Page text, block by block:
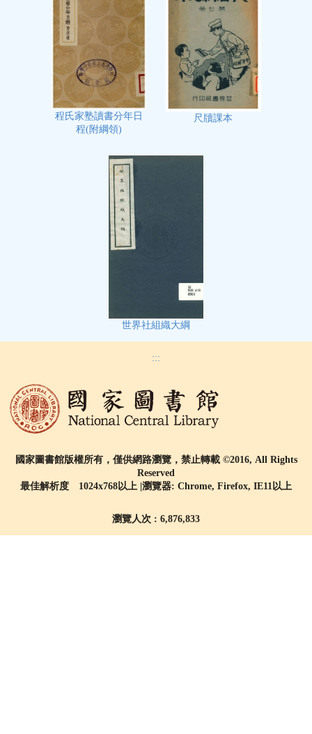
程氏家塾讀書分年日
程(附綱領)
尺牘課本
世界社組織大綱
:::
國家圖書館版權所有，僅供網路瀏覽，禁止轉載 ©2016, All Rights
Reserved
最佳解析度 1024x768以上 |瀏覽器: Chrome, Firefox, IE11以上
瀏覽人次 : 6,876,833